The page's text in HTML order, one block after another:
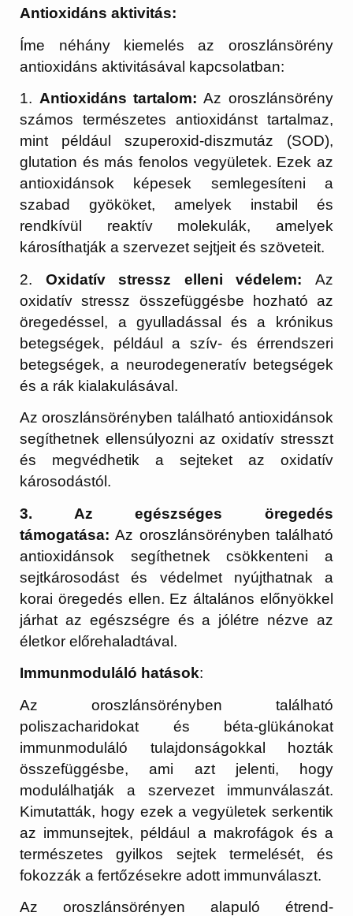
Antioxidáns aktivitás:
Íme néhány kiemelés az oroszlánsörény
antioxidáns aktivitásával kapcsolatban:
1. Antioxidáns tartalom: Az oroszlánsörény
számos természetes antioxidánst tartalmaz,
mint például szuperoxid-diszmutáz (SOD),
glutation és más fenolos vegyületek. Ezek az
antioxidánsok képesek semlegesíteni a
szabad gyököket, amelyek instabil és
rendkívül reaktív molekulák, amelyek
károsíthatják a szervezet sejtjeit és szöveteit.
2. Oxidatív stressz elleni védelem: Az
oxidatív stressz összefüggésbe hozható az
öregedéssel, a gyulladással és a krónikus
betegségek, például a szív- és érrendszeri
betegségek, a neurodegeneratív betegségek
és a rák kialakulásával.
Az oroszlánsörényben található antioxidánsok
segíthetnek ellensúlyozni az oxidatív stresszt
és megvédhetik a sejteket az oxidatív
károsodástól.
3. Az egészséges öregedés
támogatása: Az oroszlánsörényben található
antioxidánsok segíthetnek csökkenteni a
sejtkárosodást és védelmet nyújthatnak a
korai öregedés ellen. Ez általános előnyökkel
járhat az egészségre és a jólétre nézve az
életkor előrehaladtával.
Immunmoduláló hatások:
Az oroszlánsörényben található
poliszacharidokat és béta-glükánokat
immunmoduláló tulajdonságokkal hozták
összefüggésbe, ami azt jelenti, hogy
modulálhatják a szervezet immunválaszát.
Kimutatták, hogy ezek a vegyületek serkentik
az immunsejtek, például a makrofágok és a
természetes gyilkos sejtek termelését, és
fokozzák a fertőzésekre adott immunválaszt.
Az oroszlánsörényen alapuló étrend-